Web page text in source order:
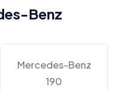
Benz
Mercedes-Benz
190